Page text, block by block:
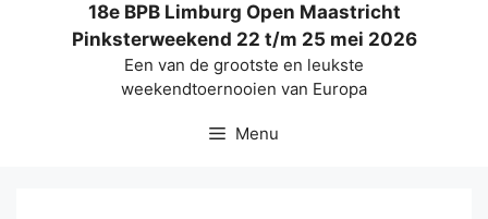
18e BPB Limburg Open Maastricht
Pinksterweekend 22 t/m 25 mei 2026
Een van de grootste en leukste
weekendtoernooien van Europa
Menu